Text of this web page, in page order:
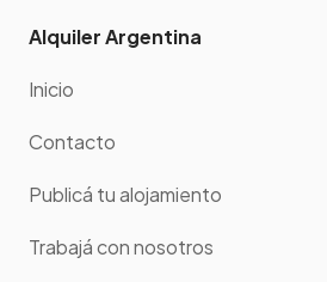
Alquiler Argentina
Inicio
Contacto
Publicá tu alojamiento
Trabajá con nosotros